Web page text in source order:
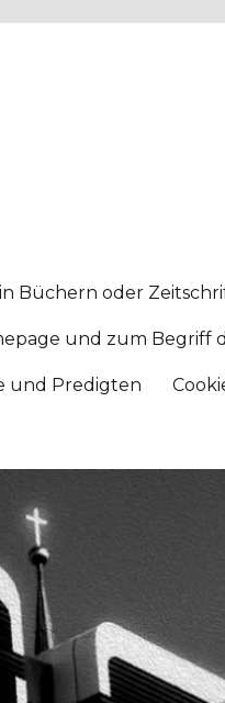
Büchern oder
und zum Begriff
und Predigten